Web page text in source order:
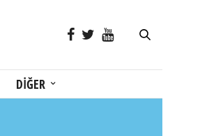
DİĞER